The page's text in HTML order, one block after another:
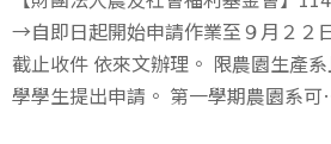
→自即日起開始申請作業至９月２２
截止收件 依來文辦理。 限農園生產
學學生提出申請。 第一學期農園系